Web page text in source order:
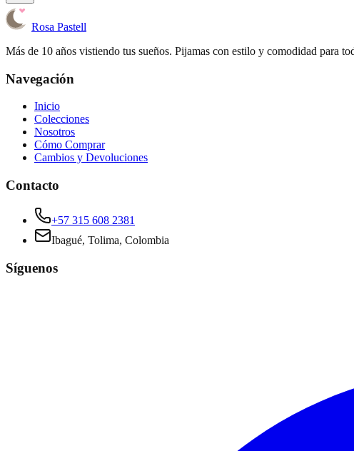
Rosa Pastell
Más de 10 años vistiendo tus sueños. Pijamas con estilo y comodidad para
Navegación
Inicio
Colecciones
Nosotros
Cómo Comprar
Cambios y Devoluciones
Contacto
+57 315 608 2381
Ibagué, Tolima, Colombia
Síguenos